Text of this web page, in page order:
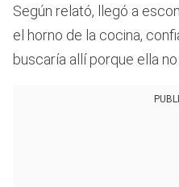
Según relató, llegó a
el horno de la cocina,
buscaría allí porque ella no